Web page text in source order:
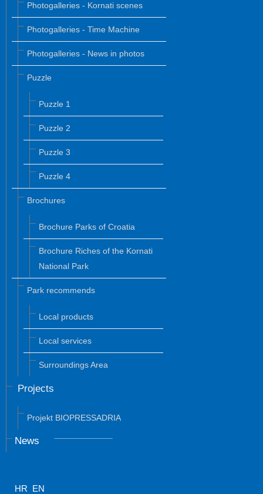
Photogalleries - Kornati scenes
Photogalleries - Time Machine
Photogalleries - News in photos
Puzzle
Puzzle 1
Puzzle 2
Puzzle 3
Puzzle 4
Brochures
Brochure Parks of Croatia
Brochure Riches of the Kornati
National Park
Park recommends
Local products
Local services
Surroundings Area
Projects
Projekt BIOPRESSADRIA
News
HR EN